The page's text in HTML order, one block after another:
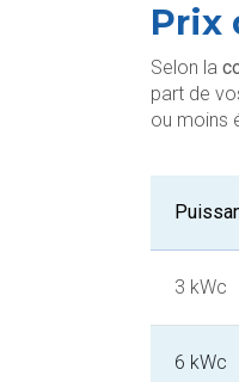
Prix
Selon la
part de
ou moins
3 kWc
6 kWc